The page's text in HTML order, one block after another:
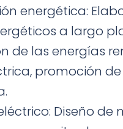
energética:
a largo
de las energías
promoción
Diseño de